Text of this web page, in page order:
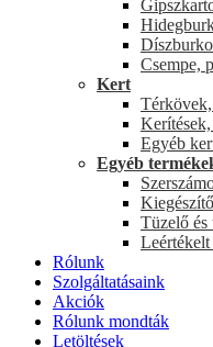
Csempe,
Kert
Egyéb
Egyéb
Tüzelő és
Rólunk
Szolgáltatásaink
Akciók
Rólunk mondták
Letöltések